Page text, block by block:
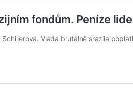
fondům. Peníze
Vláda brutálně srazila